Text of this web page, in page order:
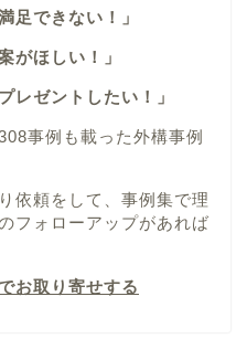
足できない！」
がほしい！」
レゼントしたい！」
事例も載った外構事例
依頼をして、事例集で理
フォローアップがあれば
お取り寄せする